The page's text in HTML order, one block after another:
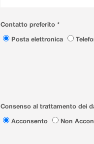
Contatto preferito *
Posta elettronica
Consenso al trattamento dei
Acconsento
Non